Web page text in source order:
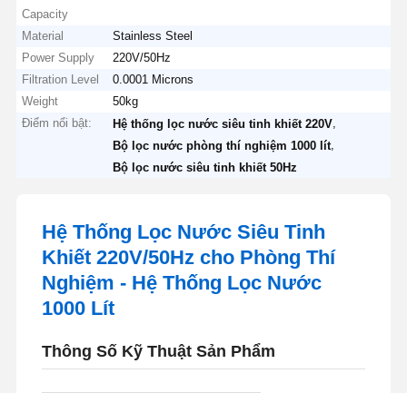
Capacity
Material
Stainless Steel
Power Supply
220V/50Hz
Filtration Level
0.0001 Microns
Weight
50kg
Điểm nổi bật:
Hệ thống lọc nước siêu tinh khiết 220V
Bộ lọc nước phòng thí nghiệm 1000 lít
Bộ lọc nước siêu tinh khiết 50Hz
Hệ Thống Lọc Nước Siêu Tinh
Khiết 220V/50Hz cho Phòng Thí
Nghiệm - Hệ Thống Lọc Nước
1000 Lít
Thông Số Kỹ Thuật Sản Phẩm